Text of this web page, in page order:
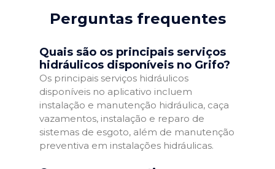
Perguntas frequentes
Quais são os principais serviços
hidráulicos disponíveis no Grifo?
Os principais serviços hidráulicos
disponíveis no aplicativo incluem
instalação e manutenção hidráulica, caça
vazamentos, instalação e reparo de
sistemas de esgoto, além de manutenção
preventiva em instalações hidráulicas.